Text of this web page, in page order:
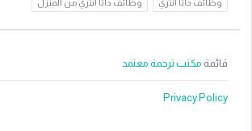
وظائف داتا انتري وظائف داتا انتري من المنزل
قائمةمكتب ترجمة معتمد
Privacy Policy